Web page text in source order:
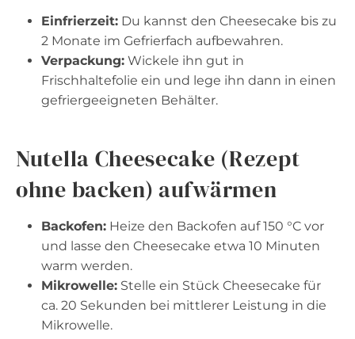
Einfrierzeit: Du kannst den Cheesecake bis zu
2 Monate im Gefrierfach aufbewahren.
Verpackung: Wickele ihn gut in
Frischhaltefolie ein und lege ihn dann in einen
gefriergeeigneten Behälter.
Nutella Cheesecake (Rezept
ohne backen) aufwärmen
Backofen: Heize den Backofen auf 150 °C vor
und lasse den Cheesecake etwa 10 Minuten
warm werden.
Mikrowelle: Stelle ein Stück Cheesecake für
ca. 20 Sekunden bei mittlerer Leistung in die
Mikrowelle.